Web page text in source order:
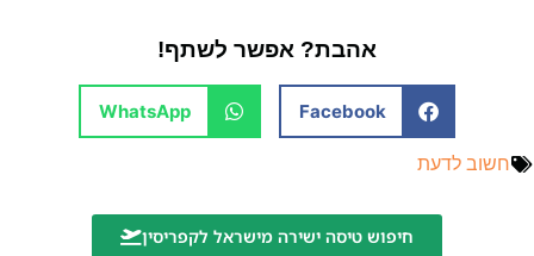
אהבת? אפשר לשתף!
Facebook
WhatsApp
חשוב לדעת
חיפוש טיסה ישירה מישראל לקפריסין